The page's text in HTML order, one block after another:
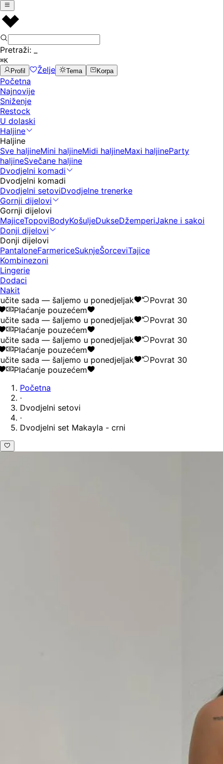
Pretraži:
⌘K
Profil
Želje Tema Korpa
Početna
Najnovije
Sniženje
Restock
U dolaski
Haljine
Haljine
Sve haljineMini haljineMidi haljineMaxi haljineParty
haljineSvečane haljine
Dvodjelni komadi
Dvodjelni komadi
Dvodjelni setoviDvodjelne trenerke
Gornji dijelovi
Gornji dijelovi
MajiceTopoviBodyKošuljeDukseDžemperiJakne i sakoi
Donji dijelovi
Donji dijelovi
PantaloneFarmericeSuknjeŠorceviTajice
Kombinezoni
Lingerie
Dodaci
Nakit
sada — šaljemo u ponedjeljak
Povrat 30
Plaćanje pouzećem
sada — šaljemo u ponedjeljak
Povrat 30
Plaćanje pouzećem
sada — šaljemo u ponedjeljak
Povrat 30
Plaćanje pouzećem
sada — šaljemo u ponedjeljak
Povrat 30
Plaćanje pouzećem
Početna
·
Dvodjelni setovi
·
Dvodjelni set Makayla - crni